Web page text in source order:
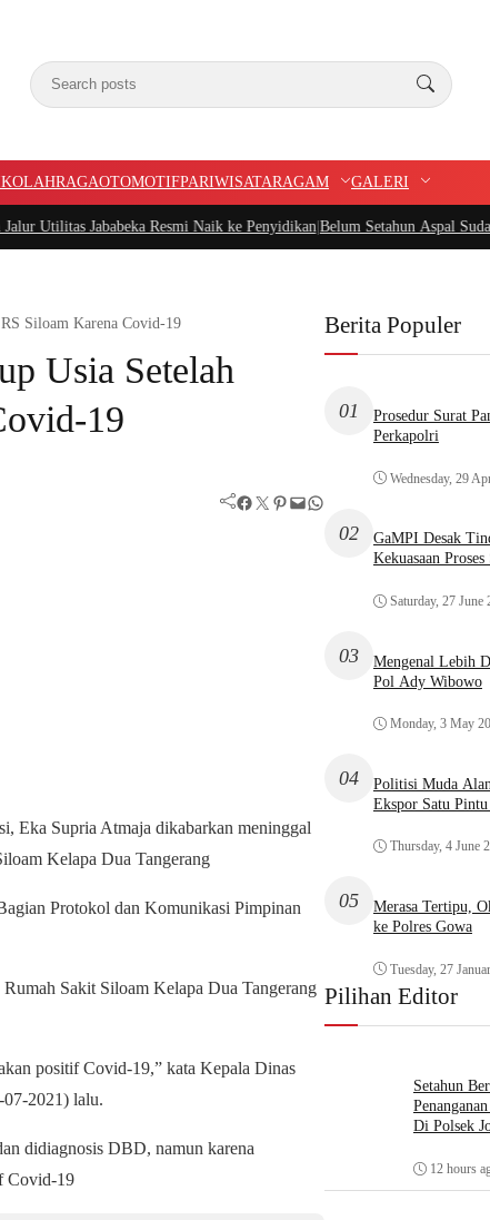
OLAHRAGAOTOMOTIFPARIWISATARAGAM GALERI
Jababeka Resmi Naik ke Penyidikan| Belum Setahun Aspal Sudah Rusak,
Siloam Karena Covid-19
Usia Setelah
19
Facebook Twitter Pinterest Mail WhatsApp
Eka Supria Atmaja dikabarkan meninggal
Kelapa Dua Tangerang
Protokol dan Komunikasi Pimpinan
Sakit Siloam Kelapa Dua Tangerang
positif Covid-19,” kata Kepala Dinas
07-2021) lalu.
didiagnosis DBD, namun karena
Covid-19
Berita Populer
01
Prosedur Surat
Perkapolri
Wednesday, 29
02
GaMPI Desak
Kekuasaan
Saturday, 27 June
03
Mengenal Lebih
Pol Ady Wibowo
Monday, 3 May
04
Politisi Muda
Ekspor Satu
Thursday, 4 June
05
Merasa Tertipu,
ke Polres Gowa
Tuesday, 27
Pilihan Editor
Setahun
Di Polsek
12 hours